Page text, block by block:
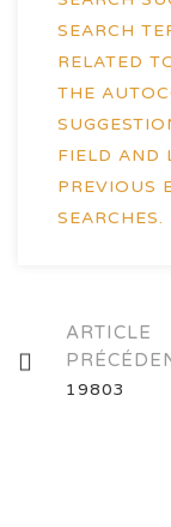
SEARCH
RELATED
THE
FIELD AND
PREVIOUS
SEARCHES.
des
ARTICLE
19803